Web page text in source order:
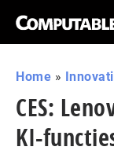
Home »
CES:
KI-